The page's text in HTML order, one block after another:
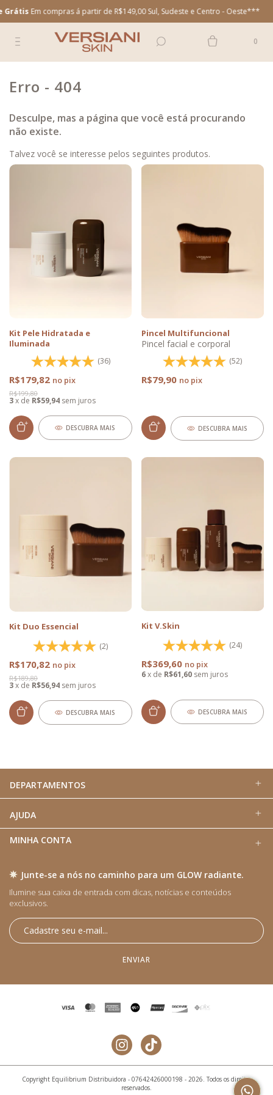
Em compras á partir de R$149,00 Sul, Sudeste e Centro - Oeste***
0
Erro - 404
Desculpe, mas a página que você está procurando
não existe.
Talvez você se interesse pelos seguintes produtos.
Kit Pele Hidratada e
Iluminada
(36)
R$179,82
R$199,80
3x de R$59,94 sem juros
DESCUBRA MAIS
Pincel Multifuncional
Pincel facial e corporal
(52)
R$79,90
DESCUBRA MAIS
Kit Duo Essencial
(2)
R$170,82
R$189,80
3x de R$56,94 sem juros
DESCUBRA MAIS
Kit V.Skin
(24)
R$369,60
6 x de R$61,60 sem juros
DESCUBRA MAIS
DEPARTAMENTOS
AJUDA
MINHA CONTA
Junte-se a nós no caminho para um GLOW radiante.
Ilumine sua caixa de entrada com dicas, notícias e conteúdos
exclusivos.​
Copyright Equilibrium Distribuidora - 07642426000198 - 2026. Todos os direitos
reservados.